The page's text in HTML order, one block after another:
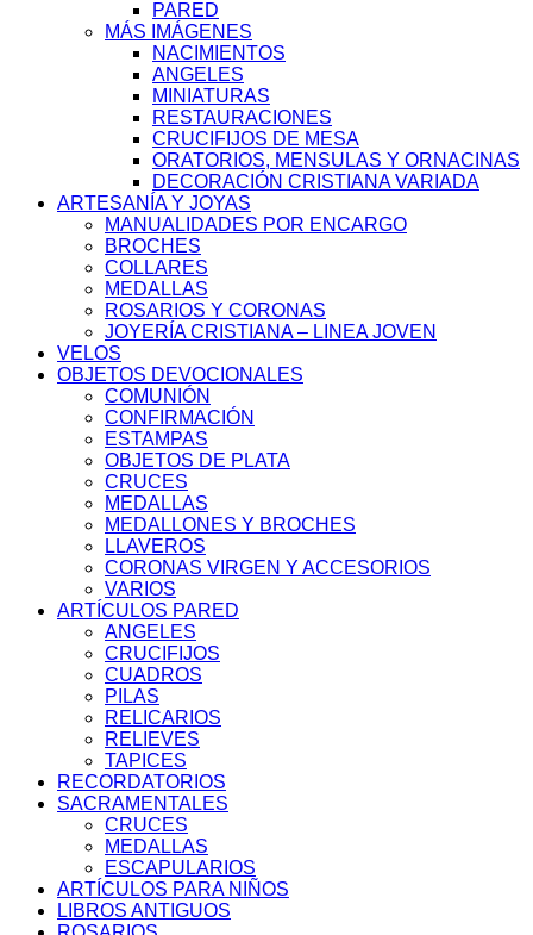
PARED
MÁS IMÁGENES
NACIMIENTOS
ANGELES
MINIATURAS
RESTAURACIONES
CRUCIFIJOS DE MESA
ORATORIOS, MENSULAS Y ORNACINAS
DECORACIÓN CRISTIANA VARIADA
ARTESANÍA Y JOYAS
MANUALIDADES POR ENCARGO
BROCHES
COLLARES
MEDALLAS
ROSARIOS Y CORONAS
JOYERÍA CRISTIANA – LINEA JOVEN
VELOS
OBJETOS DEVOCIONALES
COMUNIÓN
CONFIRMACIÓN
ESTAMPAS
OBJETOS DE PLATA
CRUCES
MEDALLAS
MEDALLONES Y BROCHES
LLAVEROS
CORONAS VIRGEN Y ACCESORIOS
VARIOS
ARTÍCULOS PARED
ANGELES
CRUCIFIJOS
CUADROS
PILAS
RELICARIOS
RELIEVES
TAPICES
RECORDATORIOS
SACRAMENTALES
CRUCES
MEDALLAS
ESCAPULARIOS
ARTÍCULOS PARA NIÑOS
LIBROS ANTIGUOS